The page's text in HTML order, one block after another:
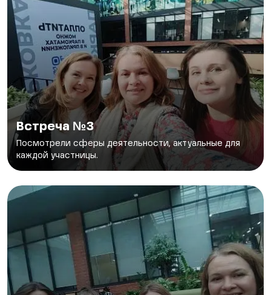
Встреча №3
Посмотрели сферы деятельности, актуальные для
каждой участницы.